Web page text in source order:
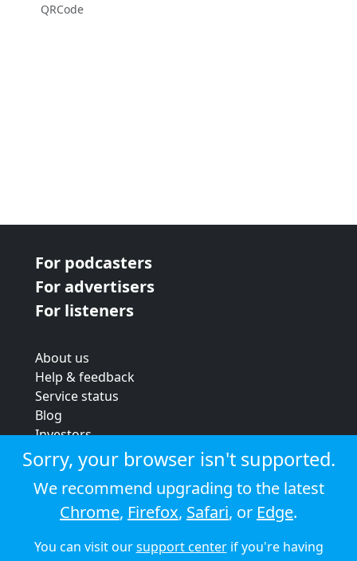
QRCode
For podcasters
For advertisers
For listeners
About us
Help & feedback
Service status
Blog
Investors
Strategic review
Terms & conditions
Privacy policy
Cookie policy
© 2026 Audioboom
Sorry, your browser isn't supported.
We recommend upgrading to the latest
Chrome, Firefox, Safari, or Edge.
You can visit oursupport centerif you're having